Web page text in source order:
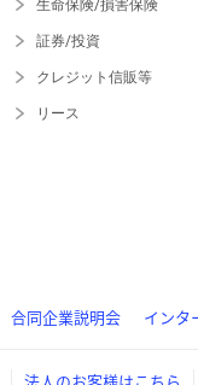
生命保険/損害保険
証券/投資
クレジット信販等
リース
合同企業説明会 インタ